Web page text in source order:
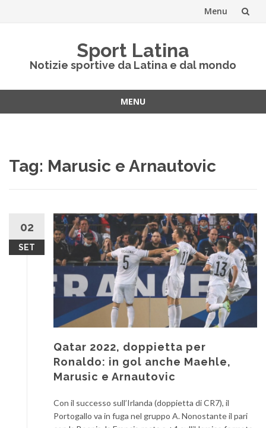
Menu
Sport Latina
Notizie sportive da Latina e dal mondo
MENU
Tag: Marusic e Arnautovic
02
SET
Qatar 2022, doppietta per
Ronaldo: in gol anche Maehle,
Marusic e Arnautovic
Con il successo sull’Irlanda (doppietta di CR7), il
Portogallo va in fuga nel gruppo A. Nonostante il pari